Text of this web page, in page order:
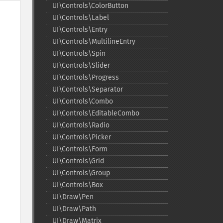
UI\Controls\ColorButton
UI\Controls\Label
UI\Controls\Entry
UI\Controls\MultilineEntry
UI\Controls\Spin
UI\Controls\Slider
UI\Controls\Progress
UI\Controls\Separator
UI\Controls\Combo
UI\Controls\EditableCombo
UI\Controls\Radio
UI\Controls\Picker
UI\Controls\Form
UI\Controls\Grid
UI\Controls\Group
UI\Controls\Box
UI\Draw\Pen
UI\Draw\Path
UI\Draw\Matrix